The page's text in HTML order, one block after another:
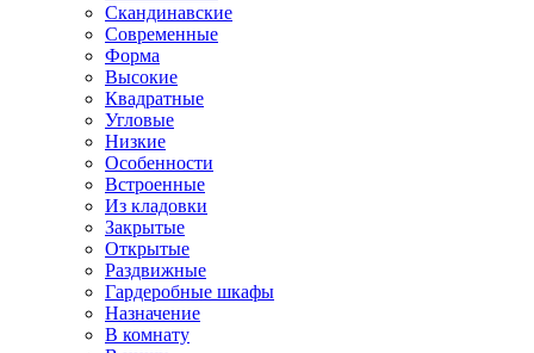
Скандинавские
Современные
Форма
Высокие
Квадратные
Угловые
Низкие
Особенности
Встроенные
Из кладовки
Закрытые
Открытые
Раздвижные
Гардеробные шкафы
Назначение
В комнату